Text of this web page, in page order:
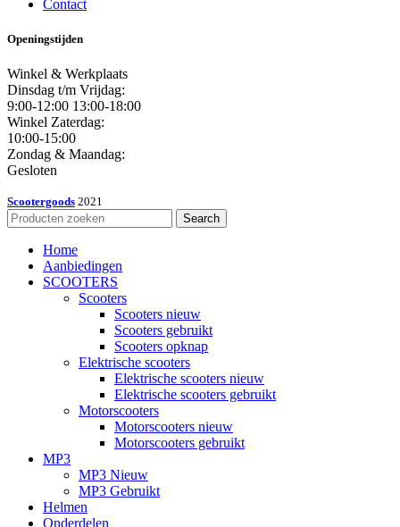
Contact
Openingstijden
Winkel & Werkplaats
Dinsdag t/m Vrijdag:
9:00-12:00 13:00-18:00
Winkel Zaterdag:
10:00-15:00
Zondag & Maandag:
Gesloten
Scootergoods 2021
Search
Home
Aanbiedingen
SCOOTERS
Scooters
Scooters nieuw
Scooters gebruikt
Scooters opknap
Elektrische scooters
Elektrische scooters nieuw
Elektrische scooters gebruikt
Motorscooters
Motorscooters nieuw
Motorscooters gebruikt
MP3
MP3 Nieuw
MP3 Gebruikt
Helmen
Onderdelen